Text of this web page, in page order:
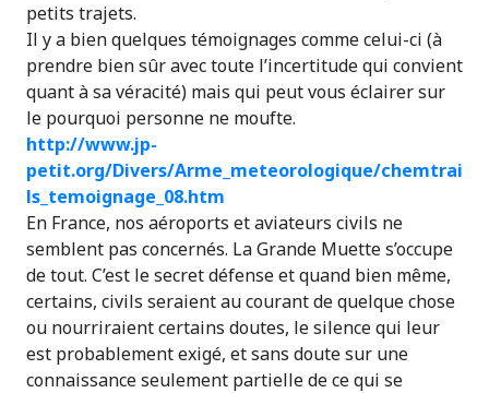
petits trajets.
Il y a bien quelques témoignages comme celui-ci (à
prendre bien sûr avec toute l’incertitude qui convient
quant à sa véracité) mais qui peut vous éclairer sur
le pourquoi personne ne moufte.
http://www.jp-
petit.org/Divers/Arme_meteorologique/chemtrai
ls_temoignage_08.htm
En France, nos aéroports et aviateurs civils ne
semblent pas concernés. La Grande Muette s’occupe
de tout. C’est le secret défense et quand bien même,
certains, civils seraient au courant de quelque chose
ou nourriraient certains doutes, le silence qui leur
est probablement exigé, et sans doute sur une
connaissance seulement partielle de ce qui se